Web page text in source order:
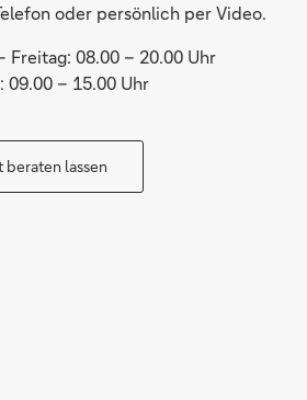
oder persönlich per Video.
Freitag: 08.00 – 20.00 Uhr
09.00 – 15.00 Uhr
beraten lassen